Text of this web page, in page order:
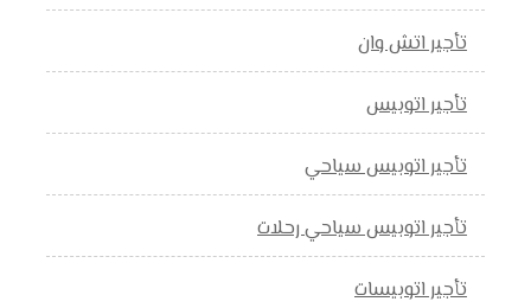
تأجير اتش وان
تأجير اتوبيس
تأجير اتوبيس سياحي
تأجير اتوبيس سياحي رحلات
تأجير اتوبيسات